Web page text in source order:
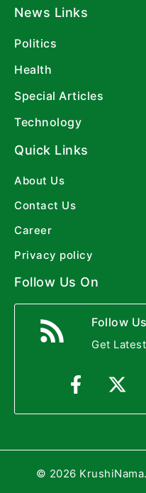
News Links
Politics
Health
Special Articles
Technology
Quick Links
About Us
Contact Us
Career
Privacy policy
Follow Us On
Follow
Get
© 2026